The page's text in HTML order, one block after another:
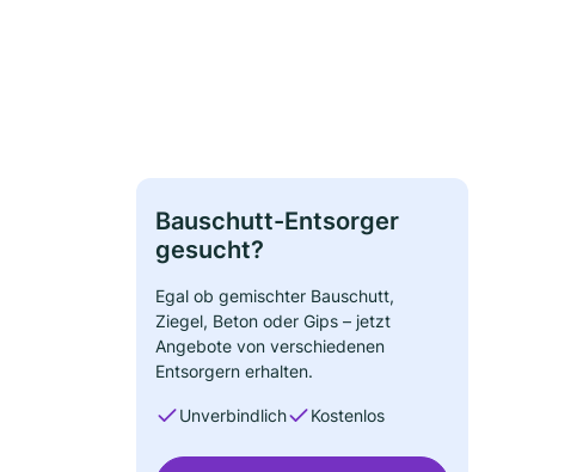
Bauschutt-Entsorger
gesucht?
Egal ob gemischter Bauschutt,
Ziegel, Beton oder Gips – jetzt
Angebote von verschiedenen
Entsorgern erhalten.
Unverbindlich Kostenlos